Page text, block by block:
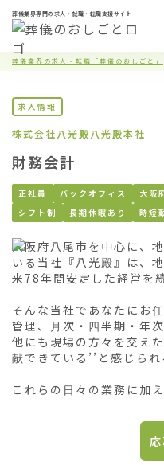
葬儀業界専門の求人・就職・転職支援サイト
葬儀業界の求人・転職「葬儀のおしごと」
求人情報
株式会社八光殿 八光殿本社
財務会計
正社員 バックオフィス 大阪
シフト制
長期休暇あり 時短
大阪府八尾市を中心に、
いる当社『八光殿』は、
来78年間安定した経営を
そんな当社であなたにお
管理、月次・四半期・年次
他にも現場の方々を交え
献できている’’と感じら
これらの日々の業務に加